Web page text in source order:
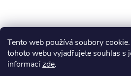
Tento web používá soubory
tohoto webu vyjadřujete souhlas s
informacízde.